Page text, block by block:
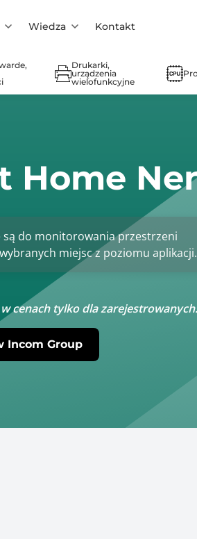
Wiedza Kontakt
Drukarki,
urządzenia
wielofunkcyjne
Home
są do monitorowania przestrzeni
miejsc z poziomu aplikacji.
cenach tylko dla zarejestrowanych:
Incom Group